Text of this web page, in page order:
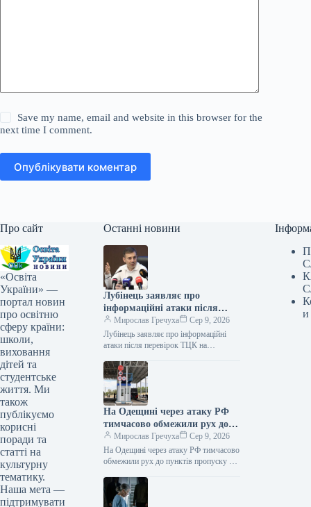
Save my name, email and website in this browser for the
next time I comment.
Опублікувати коментар
Про сайт
«Освіта
України» —
портал новин
про освітню
сферу країни:
школи,
виховання
дітей та
студентське
життя. Ми
також
публікуємо
корисні
поради та
статті на
культурну
тематику.
Наша мета —
підтримувати
Останні новини
Лубінець заявляє про
інформаційні атаки після
перевірок ТЦК на Закарпатті
Мирослав Гречуха
Сер 9, 2026
Лубінець заявляє про інформаційні
атаки після перевірок ТЦК на
Укрінформ Уповноважений Верховної
Ради з прав людини Дмитро…
На Одещині через атаку РФ
тимчасово обмежили рух до
пунктів пропуску на кордоні з
Молдовою
Мирослав Гречуха
Сер 9, 2026
На Одещині через атаку РФ тимчасово
обмежили рух до пунктів пропуску на
Укрінформ Унаслідок російських…
и